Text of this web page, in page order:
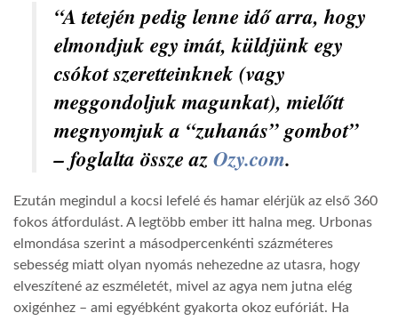
LINKTR.EE
GLOBOZSARU
GLOBOBOOK
“A tetején pedig lenne idő arra, hogy
elmondjuk egy imát, küldjünk egy
csókot szeretteinknek (vagy
meggondoljuk magunkat), mielőtt
megnyomjuk a “zuhanás” gombot”
– foglalta össze azOzy.com.
Ezután megindul a kocsi lefelé és hamar elérjük az első 360
fokos átfordulást. A legtöbb ember itt halna meg. Urbonas
elmondása szerint a másodpercenkénti százméteres
sebesség miatt olyan nyomás nehezedne az utasra, hogy
elveszítené az eszméletét, mivel az agya nem jutna elég
oxigénhez – ami egyébként gyakorta okoz eufóriát. Ha